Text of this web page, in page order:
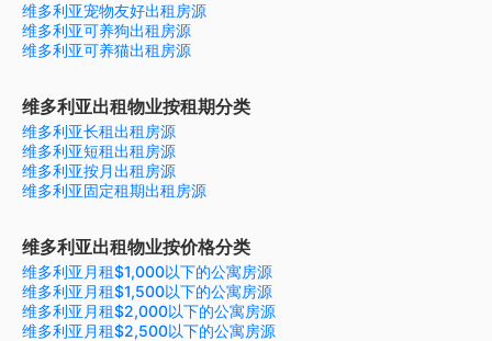
维多利亚宠物友好出租房源
维多利亚可养狗出租房源
维多利亚可养猫出租房源
维多利亚出租物业按租期分类
维多利亚长租出租房源
维多利亚短租出租房源
维多利亚按月出租房源
维多利亚固定租期出租房源
维多利亚出租物业按价格分类
维多利亚月租$1,000以下的公寓房源
维多利亚月租$1,500以下的公寓房源
维多利亚月租$2,000以下的公寓房源
维多利亚月租$2,500以下的公寓房源